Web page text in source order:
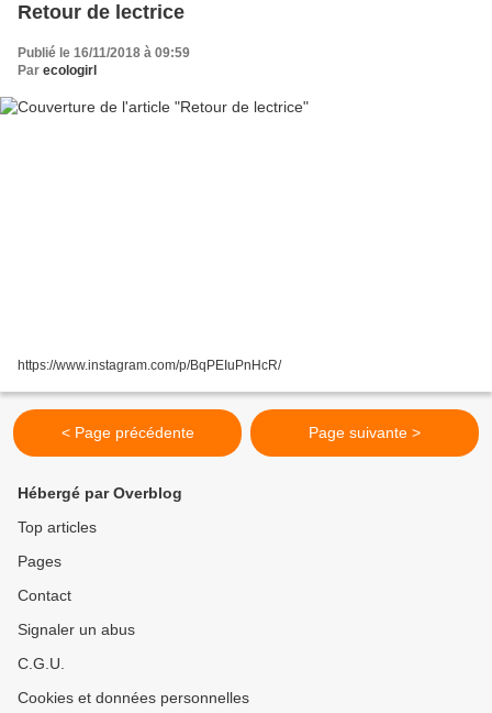
Retour de lectrice
Publié le 16/11/2018 à 09:59
Par ecologirl
https://www.instagram.com/p/BqPEIuPnHcR/
< Page précédente Page suivante >
Hébergé par Overblog
Top articles
Pages
Contact
Signaler un abus
C.G.U.
Cookies et données personnelles